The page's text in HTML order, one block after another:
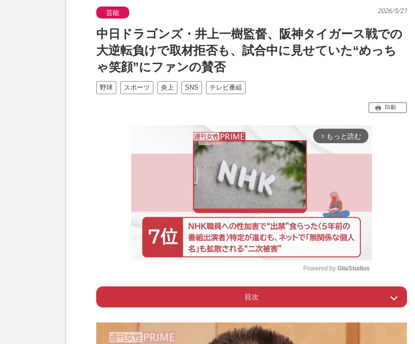
芸能 2026/5/21
中日ドラゴンズ・井上一樹監督、阪神タイガース戦での
大逆転負けで取材拒否も、試合中に見せていた“めっち
ゃ笑顔”にファンの賛否
野球 スポーツ 炎上 SNS テレビ番組
印刷
arrow_forward_ios もっと読む
t
Powered by GliaStudios
目次
Page 1 ー 7点取った時点ではしゃぎすぎ